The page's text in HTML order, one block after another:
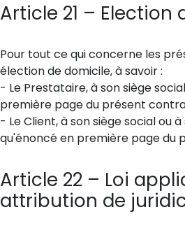
Article 21 – Election
Pour tout ce qui concerne les
élection de domicile, à savoir :
- Le Prestataire, à son siège
première page du présent
- Le Client, à son siège social ou
qu'énoncé en première page du
Article 22 – Loi
attribution de